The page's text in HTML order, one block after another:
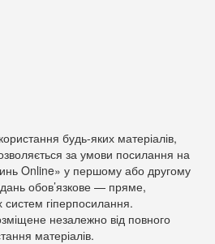
будь-яких матеріалів,
за умови посилання на
Online» у першому або другому
обов’язкове — пряме,
систем гіперпосилання.
незалежно від повного
матеріалів.